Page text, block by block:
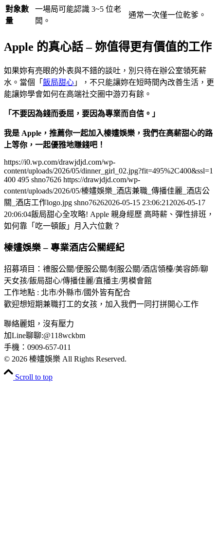
對象數
量
一場局可能認識 3~5 位老
闆。
通常一次僅一位乾爹。
Apple 的真心話 – 妳值得更有價值的工作
如果妳有亮眼的外表與不錯的談吐，別只待在辦公室領死薪
水。當個「 飯局甜心 」，不只能讓妳在短時間內改善生活，更
能讓妳學會如何在高端社交圈中游刃有餘。
「不要因為錢而委屈，要因為專業而自信。」
我是 Apple，推薦你一起加入榛嫿娛樂，我們在高薪甜心的路
上等你，一起優雅地賺錢吧！
https://i0.wp.com/drawjdjd.com/wp-
content/uploads/2026/05/dinner_girl_02.jpg?fit=495%2C400&ssl=1
400 495 shno7626 https://drawjdjd.com/wp-
content/uploads/2026/05/榛嫿娛樂_酒店兼職_傳播佳麗_酒店公
關_酒店工作logo.jpg shno76262026-05-15 23:06:21 2026-05-17
20:06:04飯局甜心全攻略! Apple 親身經歷 高時薪、彈性排班，
如何靠「吃一頓飯」月入六位數？
榛嫿娛樂 – 專業酒店公關經紀
招募項目：禮服公關/便服公關/制服公關/酒店領檯/美容師/聊
天女孩/飯局甜心/傳播佳麗/直播主/男模會館
工作地點 : 北市/外縣市/國外皆有配合
歡迎想短期兼職打工的女孩，加入我們一同打拼開心工作
聯絡麗姐，沒有壓力
加Line聊聊:@118wckbm
手機：0909-657-011
© 2026 榛嫿娛樂 All Rights Reserved.
Scroll to top